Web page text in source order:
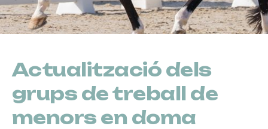
Actualització dels
grups de treball de
menors en doma